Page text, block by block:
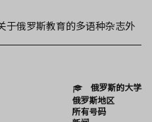
俄罗斯教育的多语种杂志外
俄罗斯的大学
俄罗斯地区
所有号码